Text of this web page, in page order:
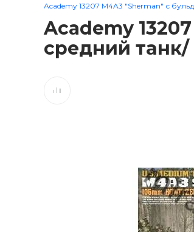
Academy 13207 M4A3 "Sherman" с
Academy
средний танк/